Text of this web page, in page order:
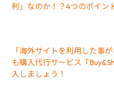
利」なのか！？4つのポイン
「海外サイトを利用した事
も購入代行サービス「
入しましょう！